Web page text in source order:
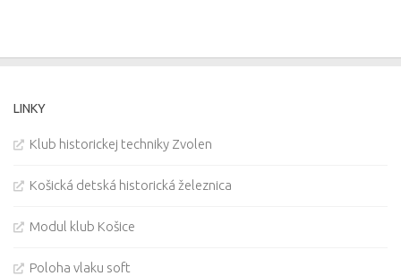
LINKY
Klub historickej techniky Zvolen
Košická detská historická železnica
Modul klub Košice
Poloha vlaku soft